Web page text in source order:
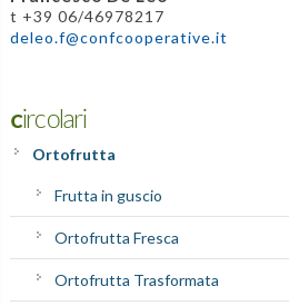
t +39 06/46978217
deleo.f@confcooperative.it
Circolari
Ortofrutta
Frutta in guscio
Ortofrutta Fresca
Ortofrutta Trasformata